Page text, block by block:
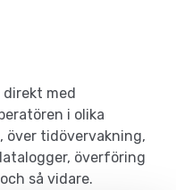
med
i olika
över tidövervakning,
överföring
så vidare.